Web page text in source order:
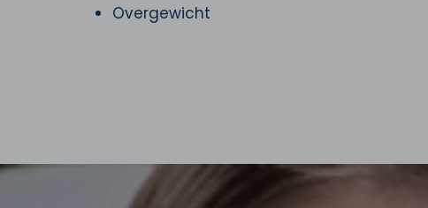
Overgewicht